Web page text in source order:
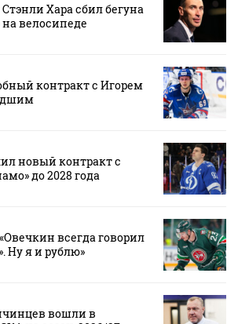
Хара сбил бегуна
велосипеде
контракт с Игорем
новый контракт с
до 2028 года
всегда говорил
Ну я и рублю»
вошли в